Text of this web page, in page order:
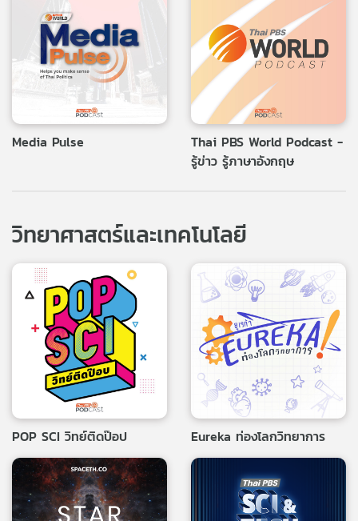
Media Pulse
Thai PBS World Podcast -
รู้ข่าว รู้ภาษาอังกฤษ
วิทยาศาสตร์และเทคโนโลยี
POP SCI วิทย์ติดป๊อป Eureka ท่องโลกวิทยาการ